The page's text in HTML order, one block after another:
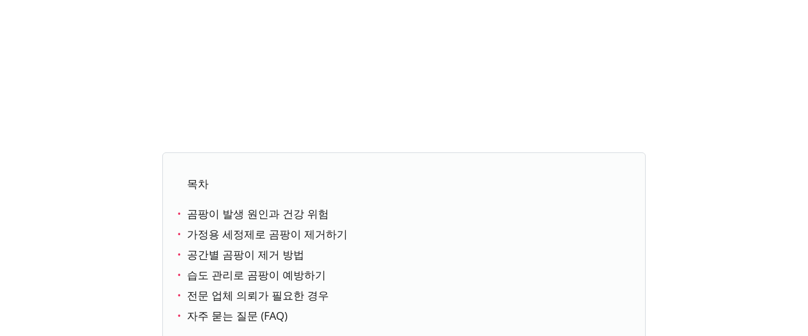
목차
곰팡이 발생 원인과 건강 위험
가정용 세정제로 곰팡이 제거하기
공간별 곰팡이 제거 방법
습도 관리로 곰팡이 예방하기
전문 업체 의뢰가 필요한 경우
자주 묻는 질문 (FAQ)